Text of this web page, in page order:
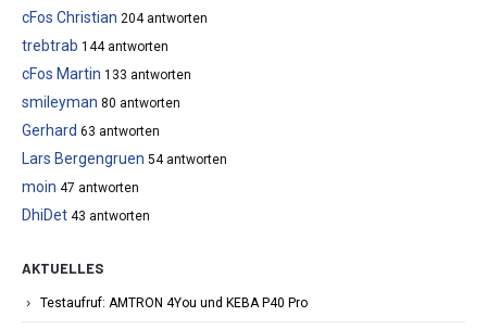
cFos Christian 204 antworten
trebtrab 144 antworten
cFos Martin 133 antworten
smileyman 80 antworten
Gerhard 63 antworten
Lars Bergengruen 54 antworten
moin 47 antworten
DhiDet 43 antworten
AKTUELLES
Testaufruf: AMTRON 4You und KEBA P40 Pro